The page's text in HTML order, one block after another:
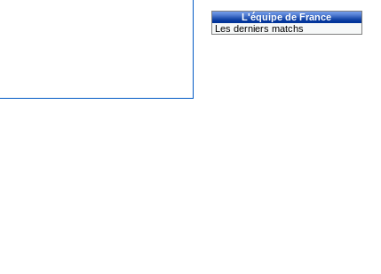
L'équipe de France
Les derniers matchs